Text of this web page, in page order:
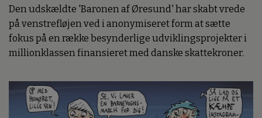
Den udskældte 'Baronen af Øresund' har skabt vrede
på venstrefløjen ved i anonymiseret form at sætte
fokus på en række besynderlige udviklingsprojekter i
millionklassen finansieret med danske skattekroner.